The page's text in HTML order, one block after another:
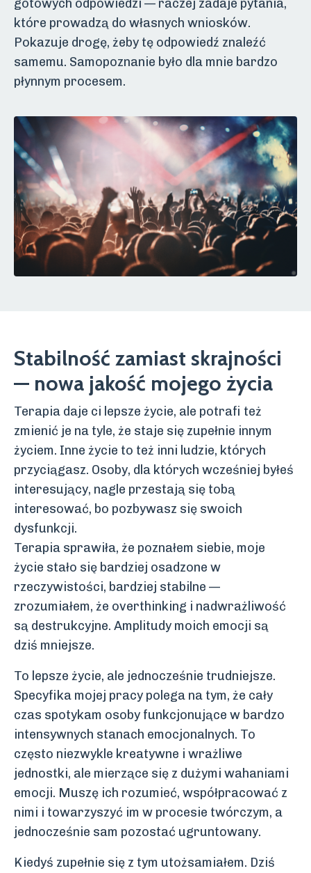
gotowych odpowiedzi — raczej zadaje pytania,
które prowadzą do własnych wniosków.
Pokazuje drogę, żeby tę odpowiedź znaleźć
samemu. Samopoznanie było dla mnie bardzo
płynnym procesem.
Stabilność zamiast skrajności
— nowa jakość mojego życia
Terapia daje ci lepsze życie, ale potrafi też
zmienić je na tyle, że staje się zupełnie innym
życiem. Inne życie to też inni ludzie, których
przyciągasz. Osoby, dla których wcześniej byłeś
interesujący, nagle przestają się tobą
interesować, bo pozbywasz się swoich
dysfunkcji.
Terapia sprawiła, że poznałem siebie, moje
życie stało się bardziej osadzone w
rzeczywistości, bardziej stabilne —
zrozumiałem, że overthinking i nadwrażliwość
są destrukcyjne. Amplitudy moich emocji są
dziś mniejsze.
To lepsze życie, ale jednocześnie trudniejsze.
Specyfika mojej pracy polega na tym, że cały
czas spotykam osoby funkcjonujące w bardzo
intensywnych stanach emocjonalnych. To
często niezwykle kreatywne i wrażliwe
jednostki, ale mierzące się z dużymi wahaniami
emocji. Muszę ich rozumieć, współpracować z
nimi i towarzyszyć im w procesie twórczym, a
jednocześnie sam pozostać ugruntowany.
Kiedyś zupełnie się z tym utożsamiałem. Dziś